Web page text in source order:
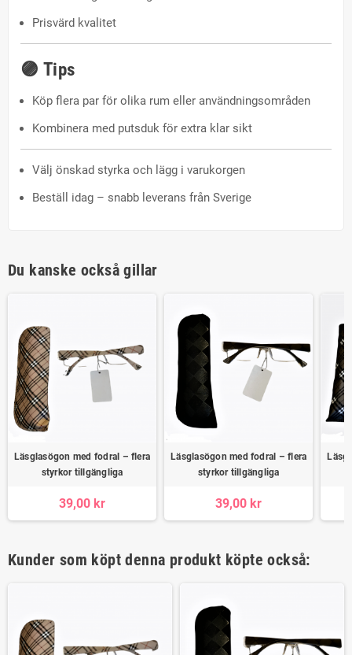
Prisvärd kvalitet
🟣 Tips
Köp flera par för olika rum eller användningsområden
Kombinera med putsduk för extra klar sikt
Välj önskad styrka och lägg i varukorgen
Beställ idag – snabb leverans från Sverige
Du kanske också gillar
Läsglasögon med fodral – flera
styrkor tillgängliga
39,00 kr
Läsglasögon med fodral – flera
styrkor tillgängliga
39,00 kr
Kunder som köpt denna produkt köpte också: